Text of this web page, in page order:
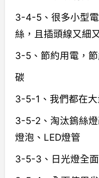
3-4-5、很多小型
絲，且插頭線又細
3-5、節約用電，
碳
3-5-1、我們都在
3-5-2、淘汰鎢絲
燈泡、LED燈管
3-5-3、日光燈全